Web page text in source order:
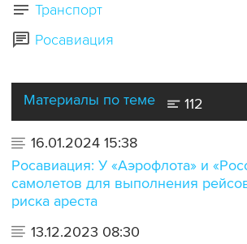
Транспорт
Росавиация
Материалы по теме 112
16.01.2024 15:38
Росавиация: У «Аэрофлота» и
самолетов для выполнения
риска ареста
13.12.2023 08:30